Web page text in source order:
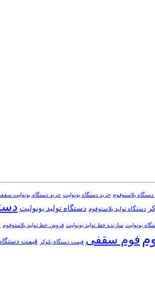
دستگاه پلاستوفوم خرید دستگاه یونولیت خرید دستگاه یونولیت
دستگاه تولید پلاستوفوم دستگاه تولید یونولیت
یونولیت سازنده خط تولید یونولیت فروش خط تولید پلاستوفوم
فوم سقفی قیمت دستگاه بلوکر قیمت